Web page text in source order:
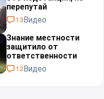
перепутай⁠⁠
13Видео
Знание местности
защитило от
ответственности
12Видео